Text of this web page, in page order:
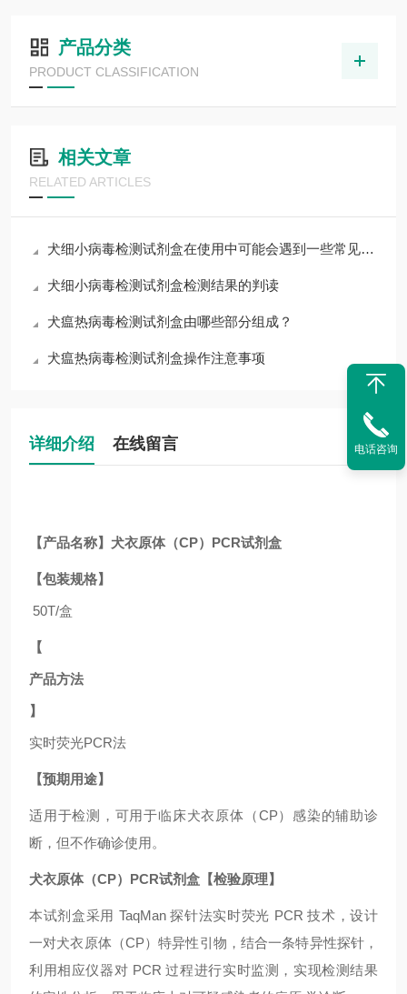
产品分类
PRODUCT CLASSIFICATION
相关文章
RELATED ARTICLES
犬细小病毒检测试剂盒在使用中可能会遇到一些常见问题
犬细小病毒检测试剂盒检测结果的判读
犬瘟热病毒检测试剂盒由哪些部分组成？
犬瘟热病毒检测试剂盒操作注意事项
详细介绍 在线留言
【产品名称】犬衣原体（CP）PCR试剂盒
【包装规格】
50T/盒
【
产品方法
】
实时荧光PCR法
【预期用途】
适用于检测，可用于临床犬衣原体（CP） 感染的辅助诊
断，但不作确诊使用。
犬衣原体（CP）PCR试剂盒【检验原理】
本试剂盒采用 TaqMan 探针法实时荧光 PCR 技术，设计
一对犬衣原体（CP）特异性引物，结合一条特异性探针，
利用相应仪器对 PCR 过程进行实时监测，实现检测结果
电话咨询